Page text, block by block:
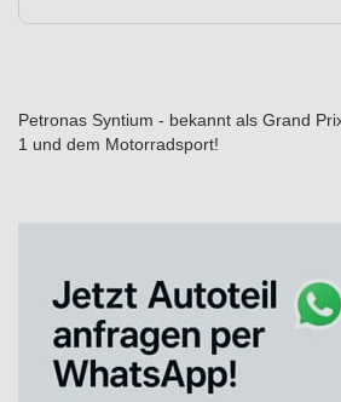
Petronas Syntium - bekannt als Grand
1 und dem Motorradsport!